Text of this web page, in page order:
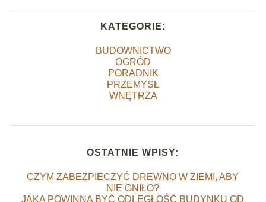
KATEGORIE:
BUDOWNICTWO
OGRÓD
PORADNIK
PRZEMYSŁ
WNĘTRZA
OSTATNIE WPISY:
CZYM ZABEZPIECZYĆ DREWNO W ZIEMI, ABY
NIE GNIŁO?
JAKA POWINNA BYĆ ODLEGŁOŚĆ BUDYNKU OD